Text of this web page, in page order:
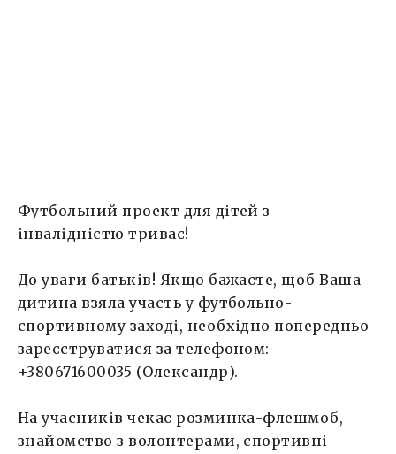
Футбольний проект для дітей з
інвалідністю триває!
До уваги батьків! Якщо бажаєте, щоб Ваша
дитина взяла участь у футбольно-
спортивному заході, необхідно попередньо
зареєструватися за телефоном:
+380671600035 (Олександр).
На учасників чекає розминка-флешмоб,
знайомство з волонтерами, спортивні